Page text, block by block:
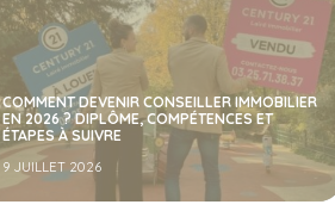
SALARIÉ VRP OU ENTREPRISE INDIVIDUELLE :
QUEL STATUT CHOISIR POUR TRAVAILLER
DANS L IMMOBILIER ?
9 JUIN 2026